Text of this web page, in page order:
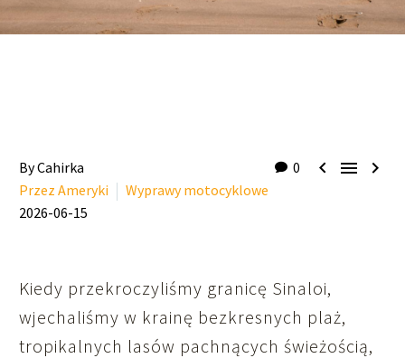
0   
By Cahirka
Przez Ameryki
Wyprawy motocyklowe
2026-06-15
Kiedy przekroczyliśmy granicę Sinaloi,
wjechaliśmy w krainę bezkresnych plaż,
tropikalnych lasów pachnących świeżością,